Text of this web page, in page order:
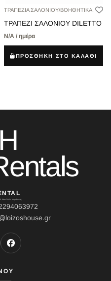
ΤΡΑΠΕΖΙΑ ΣΑΛΟΝΙΟΥ/ΒΟΗΘΗΤΙΚΑ,
ΤΡΑΠΕΖΙ ΣΑΛΟΝΙΟΥ DILETTO
Ν/Α / ημέρα
ΠΡΟΣΘΗΚΗ ΣΤΟ ΚΑΛΑΘΙ
Κάτω Σούλι, Μαραθώνας